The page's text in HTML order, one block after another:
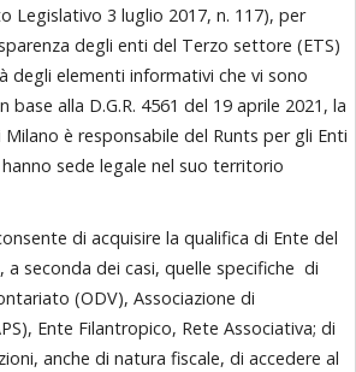
Legislativo 3 luglio 2017, n. 117), per
degli enti del Terzo settore (ETS)
degli elementi informativi che vi sono
alla D.G.R. 4561 del 19 aprile 2021, la
è responsabile del Runts per gli Enti
sede legale nel suo territorio
di acquisire la qualifica di Ente del
a seconda dei casi, quelle specifiche di
(ODV), Associazione di
Ente Filantropico, Rete Associativa; di
anche di natura fiscale, di accedere al